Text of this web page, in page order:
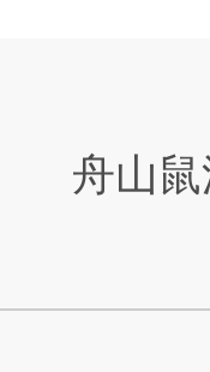
舟山